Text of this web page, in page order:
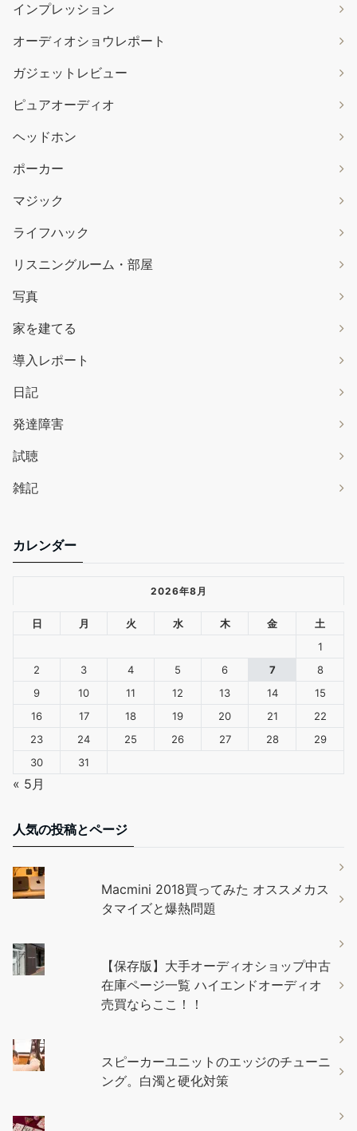
インプレッション
オーディオショウレポート
ガジェットレビュー
ピュアオーディオ
ヘッドホン
ポーカー
マジック
ライフハック
リスニングルーム・部屋
写真
家を建てる
導入レポート
日記
発達障害
試聴
雑記
カレンダー
2026年8月
日 月 火 水 木 金
土
1
2
3 4 5 6 7
8
9
10 11 12 13 14
15
16
17 18 19 20 21
22
23
24 25 26 27 28
29
30
31
« 5月
人気の投稿とページ
Macmini 2018買ってみた オススメカス
タマイズと爆熱問題
【保存版】大手オーディオショップ中古
在庫ページ一覧 ハイエンドオーディオ
売買ならここ！！
スピーカーユニットのエッジのチューニ
ング。白濁と硬化対策